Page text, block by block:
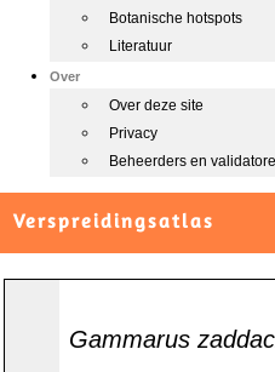
Botanische hotspots
Literatuur
Over
Over deze site
Privacy
Beheerders en
Verspreidingsatlas